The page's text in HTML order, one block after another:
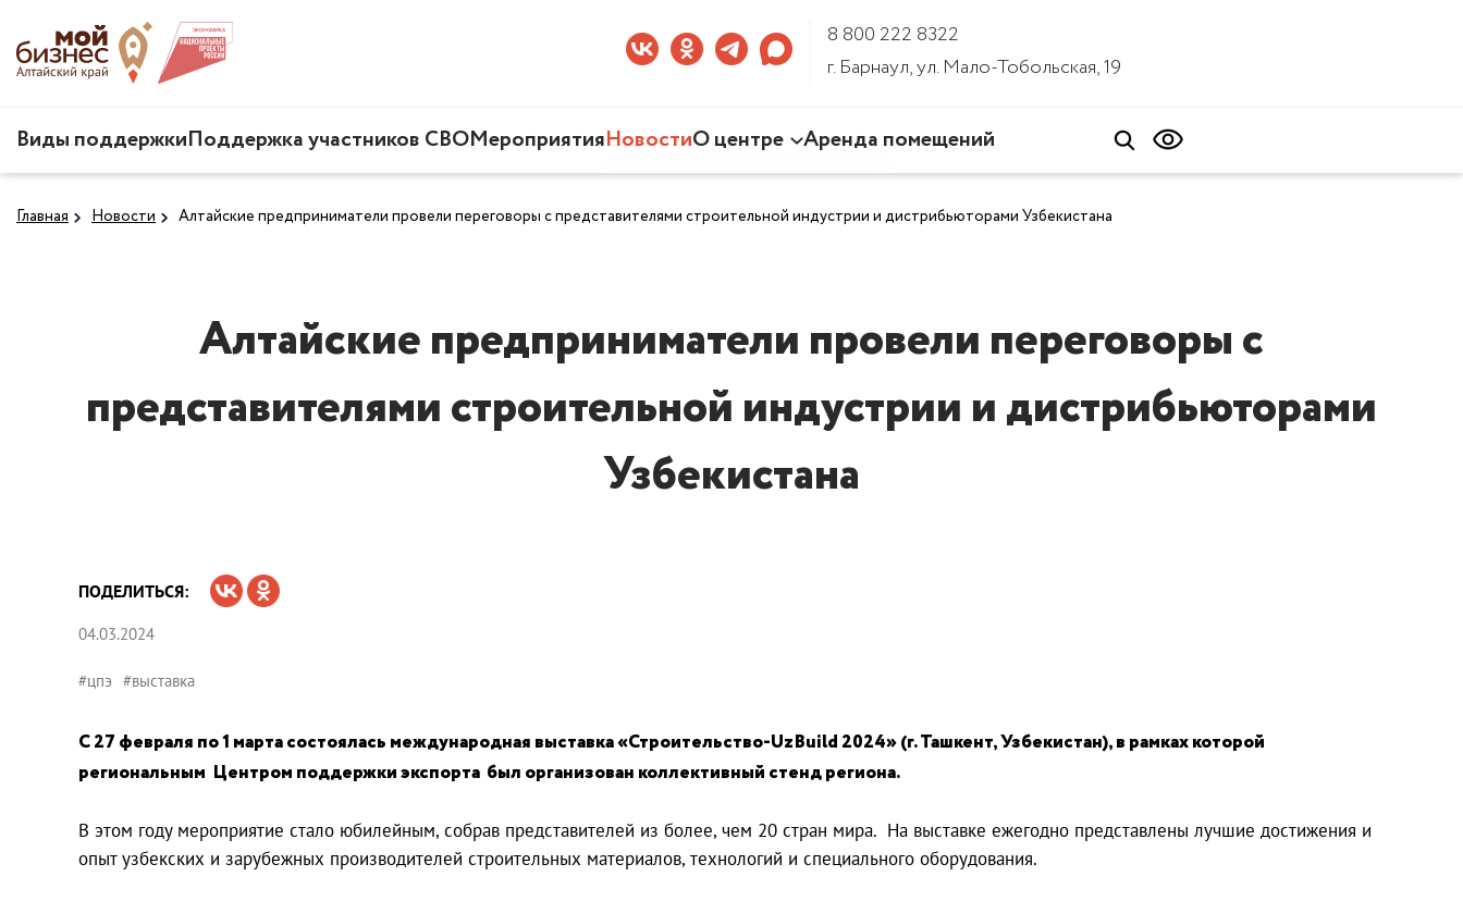
8 800 222 8322
г. Барнаул, ул. Мало-Тобольская, 19
Виды поддержкиПоддержка участников СВОМероприятияНовостиО центре
Команда Центра
Аренда помещений
Главная Новости Алтайские предприниматели провели переговоры с представителями строительной индустрии и дистрибьюторами Узбекистана
Алтайские предприниматели провели переговоры с
представителями строительной индустрии и дистрибьюторами
Узбекистана
ПОДЕЛИТЬСЯ:
04.03.2024
#цпэ #выставка
С 27 февраля по 1 марта состоялась международная выставка «Строительство-UzBuild 2024» (г. Ташкент, Узбекистан), в рамках которой
региональным Центром поддержки экспорта был организован коллективный стенд региона.
В этом году мероприятие стало юбилейным, собрав представителей из более, чем 20 стран мира. На выставке ежегодно представлены лучшие достижения и
опыт узбекских и зарубежных производителей строительных материалов, технологий и специального оборудования.